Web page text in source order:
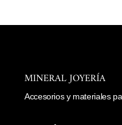
MINERAL JOYERÍA
Accesorios y materiales